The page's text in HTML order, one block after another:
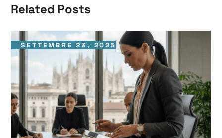
Related Posts
SETTEMBRE 23, 2025